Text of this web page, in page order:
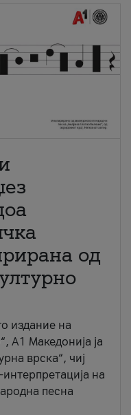
од
издание на
А1 Македонија ја
врска“, чиј
на
песна